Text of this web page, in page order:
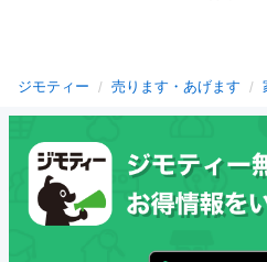
ジモティー 売ります・あげます